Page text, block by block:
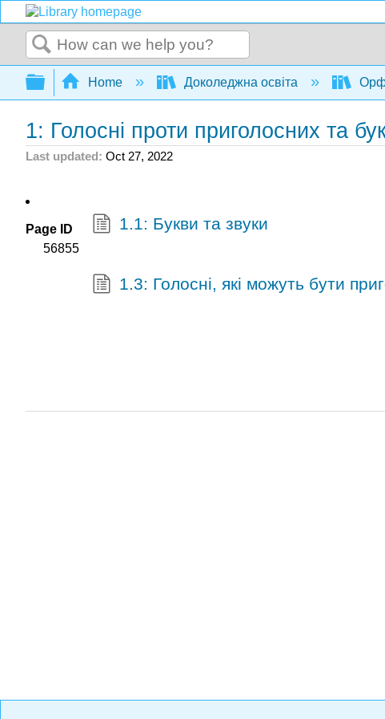
Search
Expand/collapse global hierarchy
Home Доколеджна освіта
1: Голосні проти приголосних та
Last updated Oct 27, 2022
Page ID
56855
1.1: Букви та звуки
1.3: Голосні, які можуть бути